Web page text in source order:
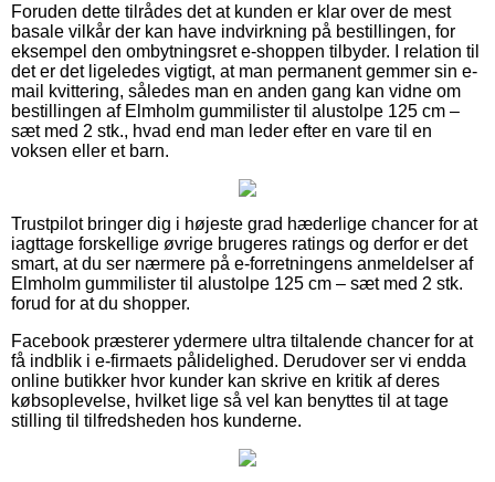
Foruden dette tilrådes det at kunden er klar over de mest
basale vilkår der kan have indvirkning på bestillingen, for
eksempel den ombytningsret e-shoppen tilbyder. I relation til
det er det ligeledes vigtigt, at man permanent gemmer sin e-
mail kvittering, således man en anden gang kan vidne om
bestillingen af Elmholm gummilister til alustolpe 125 cm –
sæt med 2 stk., hvad end man leder efter en vare til en
voksen eller et barn.
Trustpilot bringer dig i højeste grad hæderlige chancer for at
iagttage forskellige øvrige brugeres ratings og derfor er det
smart, at du ser nærmere på e-forretningens anmeldelser af
Elmholm gummilister til alustolpe 125 cm – sæt med 2 stk.
forud for at du shopper.
Facebook præsterer ydermere ultra tiltalende chancer for at
få indblik i e-firmaets pålidelighed. Derudover ser vi endda
online butikker hvor kunder kan skrive en kritik af deres
købsoplevelse, hvilket lige så vel kan benyttes til at tage
stilling til tilfredsheden hos kunderne.